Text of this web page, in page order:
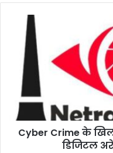
Cyber Crime के
डिजिटल